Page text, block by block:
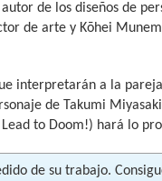
de los diseños de
de arte y Kōhei
interpretarán a la
de Takumi
to Doom!) hará lo
de su trabajo.